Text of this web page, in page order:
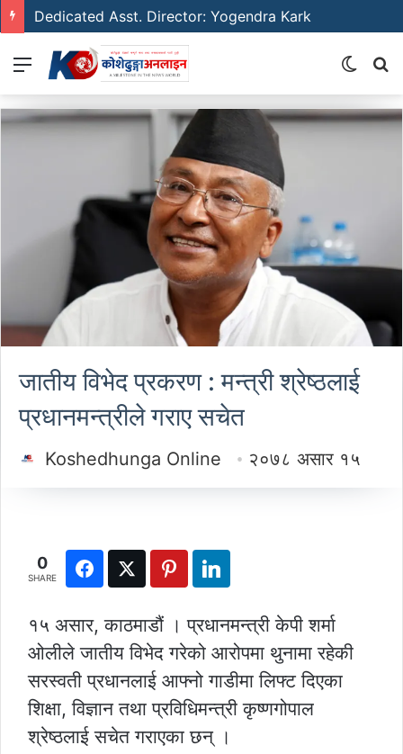
Dedicated Asst. Director: Yogendra Kark
Menu
Switch
जातीय विभेद प्रकरण : मन्त्री श्रेष्ठलाई
प्रधानमन्त्रीले गराए सचेत
Koshedhunga Online २०७८ असार १५
0
SHARE
१५ असार, काठमाडौं । प्रधानमन्त्री केपी शर्मा
ओलीले जातीय विभेद गरेको आरोपमा थुनामा रहेकी
सरस्वती प्रधानलाई आफ्नो गाडीमा लिफ्ट दिएका
शिक्षा, विज्ञान तथा प्रविधिमन्त्री कृष्णगोपाल
श्रेष्ठलाई सचेत गराएका छन् ।